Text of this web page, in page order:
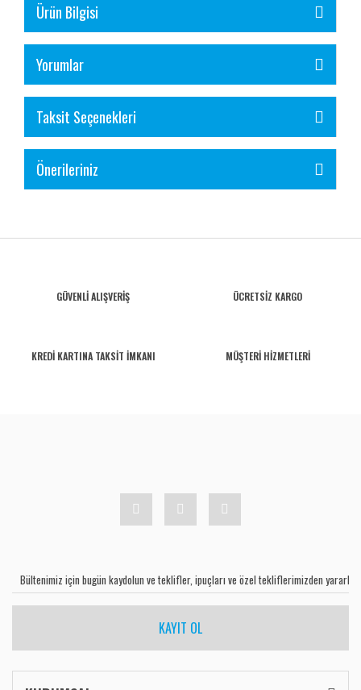
Ürün Bilgisi
Yorumlar
Taksit Seçenekleri
Önerileriniz
GÜVENLİ ALIŞVERİŞ ÜCRETSİZ KARGO
KREDİ KARTINA TAKSİT İMKANI MÜŞTERİ HİZMETLERİ
KAYIT OL